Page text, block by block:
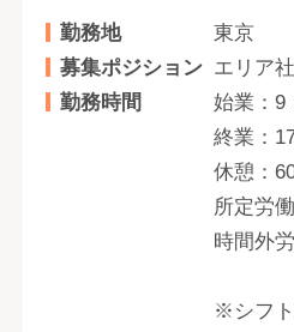
勤務地
東京
募集ポジション エリア
勤務時間
始業：
終業：
休憩：
所定労
時間外
※シフ